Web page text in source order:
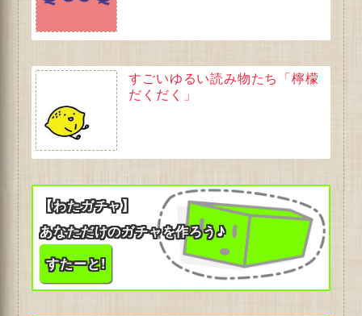
すごいゆるい読み物たち「檸檬
だくだく」
【わたガチャ】
あなただけのガチャを作ろう♪
すたーと!